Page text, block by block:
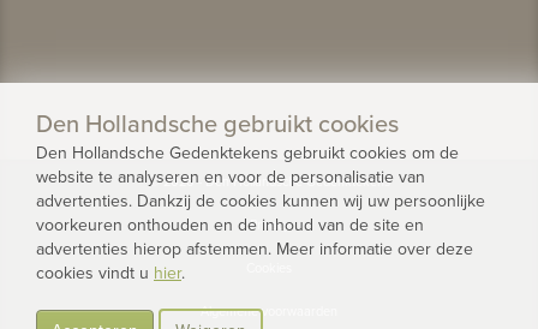
© 2026 - Den Hollandsche Gedenktekens
Privacy
Algemene voorwaarden
Den Hollandsche gebruikt cookies
Den Hollandsche Gedenktekens gebruikt cookies om de
website te analyseren en voor de personalisatie van
advertenties. Dankzij de cookies kunnen wij uw persoonlijke
voorkeuren onthouden en de inhoud van de site en
advertenties hierop afstemmen. Meer informatie over deze
cookies vindt u hier.